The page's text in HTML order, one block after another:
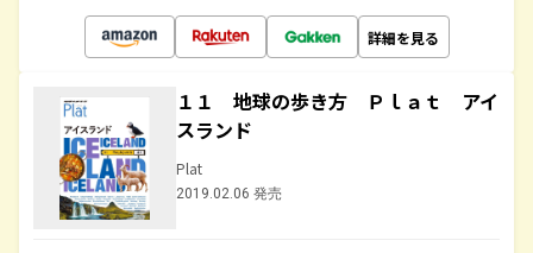
詳細を見る
１１ 地球の歩き方 Ｐｌａｔ アイ
スランド
Plat
2019.02.06 発売